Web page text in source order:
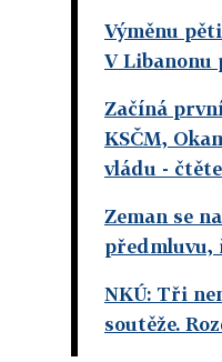
Výměnu
V Libanonu
Začíná
KSČM,
vládu -
Zeman se
předmluvu,
NKÚ: Tři
soutěže.